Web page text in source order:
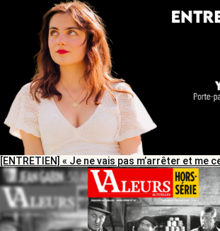
[ENTRETIEN] « Je ne vais pas m’arrêter et me